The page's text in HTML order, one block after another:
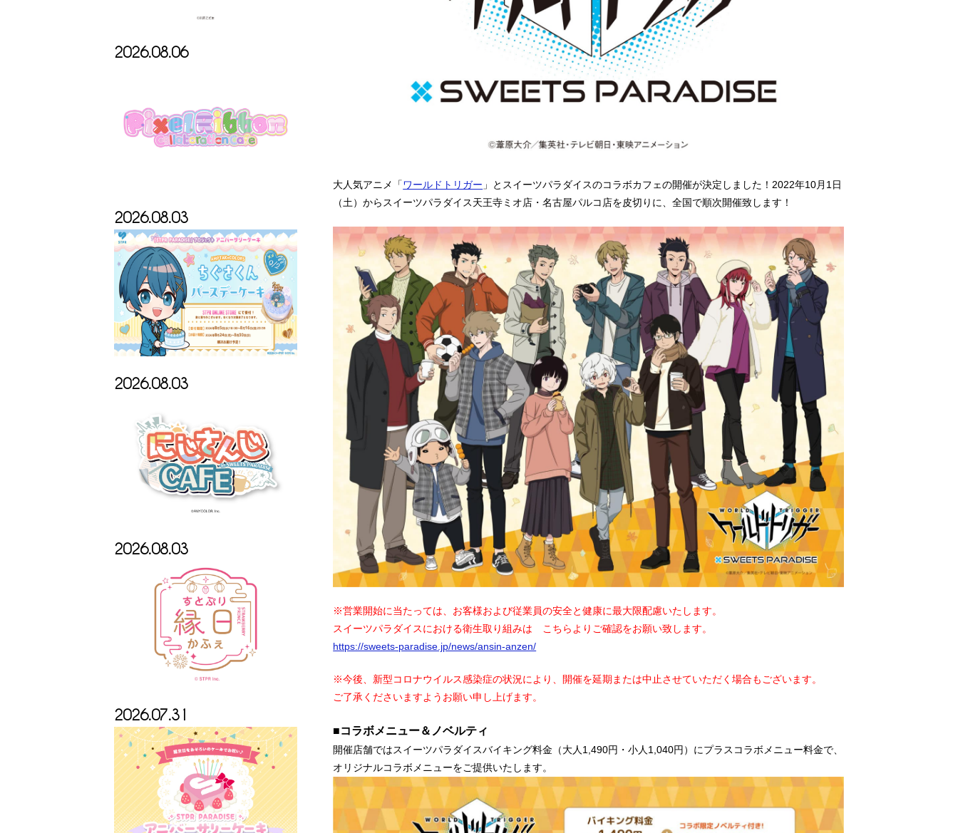
2026.08.06
2026.08.03
2026.08.03
2026.08.03
2026.07.31
大人気アニメ「ワールドトリガー 」とスイーツパラダイスのコラボカフェの開催が決定しました！ 2022年10月1日
（土）からスイーツパラダイス天王寺ミオ店・名古屋パルコ店を皮切りに、全国で順次開催致します！
※営業開始に当たっては、お客様および従業員の安全と健康に最大限配慮いたします。
スイーツパラダイスにおける衛生取り組みは こちらよりご確認をお願い致します。
https://sweets-paradise.jp/news/ansin-anzen/
※今後、新型コロナウイルス感染症の状況により、開催を延期または中止させていただく場合もございます。
ご了承くださいますようお願い申し上げます。
■コラボメニュー＆ノベルティ
開催店舗ではスイーツパラダイスバイキング料金（大人1,490円・小人1,040円）にプラスコラボメニュー料金で、
オリジナルコラボメニューをご提供いたします。